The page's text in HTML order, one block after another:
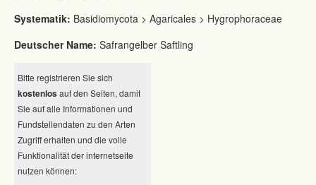
Systematik: Basidiomycota > Agaricales > Hygrophoraceae
Deutscher Name: Safrangelber Saftling
Bitte registrieren Sie sich
kostenlos auf den Seiten, damit
Sie auf alle Informationen und
Fundstellendaten zu den Arten
Zugriff erhalten und die volle
Funktionalität der internetseite
nutzen können: